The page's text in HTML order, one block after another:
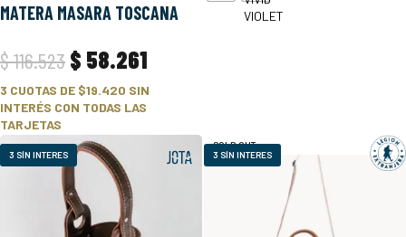
MATERA MASARA TOSCANA
$116.523 $ 58.261
3 CUOTAS DE $19.420 SIN
INTERÉS CON TODAS LAS
TARJETAS
3 SÍN INTERES
SOLD OUT
3 SÍN INTERES